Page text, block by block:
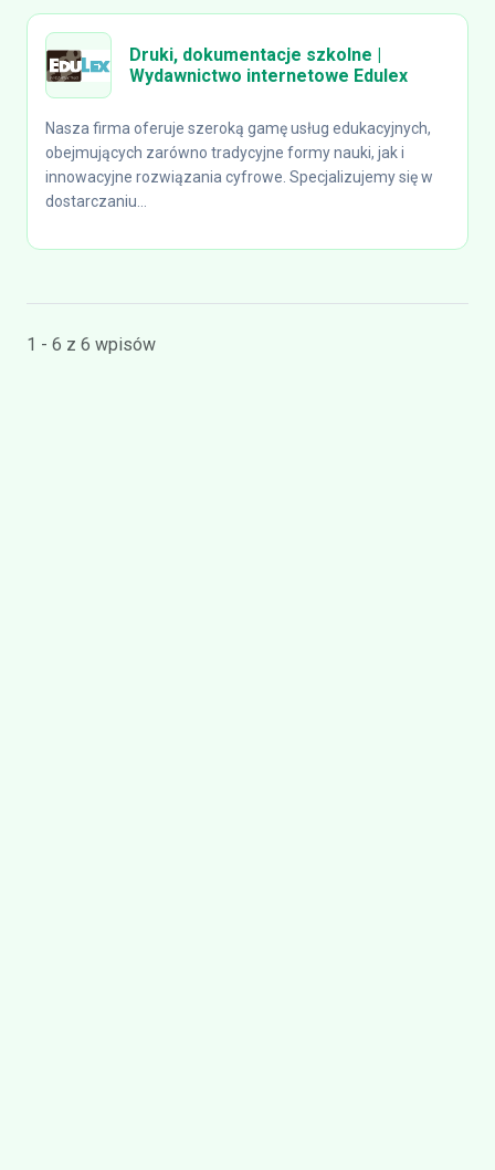
Druki, dokumentacje szkolne |
Wydawnictwo internetowe Edulex
Nasza firma oferuje szeroką gamę usług edukacyjnych,
obejmujących zarówno tradycyjne formy nauki, jak i
innowacyjne rozwiązania cyfrowe. Specjalizujemy się w
dostarczaniu...
1 - 6 z 6 wpisów